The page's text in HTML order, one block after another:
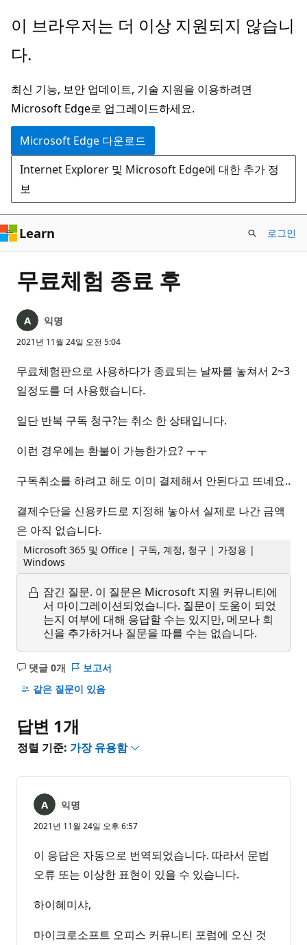
주
콘
츠
로
건
너
뛰
기
이 브라우저는 더 이상 지원되지 않습니
다.
최신 기능, 보안 업데이트, 기술 지원을 이용하려면
Microsoft Edge로 업그레이드하세요.
Microsoft Edge 다운로드
Internet Explorer 및 Microsoft Edge에 대한 추가 정
보
Learn 로그인
무료체험 종료 후
익명
2021년 11월 24일 오전 5:04
무료체험판으로 사용하다가 종료되는 날짜를 놓쳐서 2~3
일정도를 더 사용했습니다.
일단 반복 구독 청구?는 취소 한 상태입니다.
이런 경우에는 환불이 가능한가요? ㅜㅜ
구독취소를 하려고 해도 이미 결제해서 안된다고 뜨네요..
결제수단을 신용카드로 지정해 놓아서 실제로 나간 금액
은 아직 없습니다.
Microsoft 365 및 Office | 구독, 계정, 청구 | 가정용 |
Windows
잠긴 질문. 이 질문은 Microsoft 지원 커뮤니티에
서 마이그레이션되었습니다. 질문이 도움이 되었
는지 여부에 대해 응답할 수는 있지만, 메모나 회
신을 추가하거나 질문을 따를 수는 없습니다.
댓글 0개
설
명
음
보고서
같은 질문이 있음
답변 1개
정렬 기준: 가장 유용함
익명
2021년 11월 24일 오후 6:57
이 응답은 자동으로 번역되었습니다. 따라서 문법
오류 또는 이상한 표현이 있을 수 있습니다.
하이혜미샤,
마이크로소프트 오피스 커뮤니티 포럼에 오신 것